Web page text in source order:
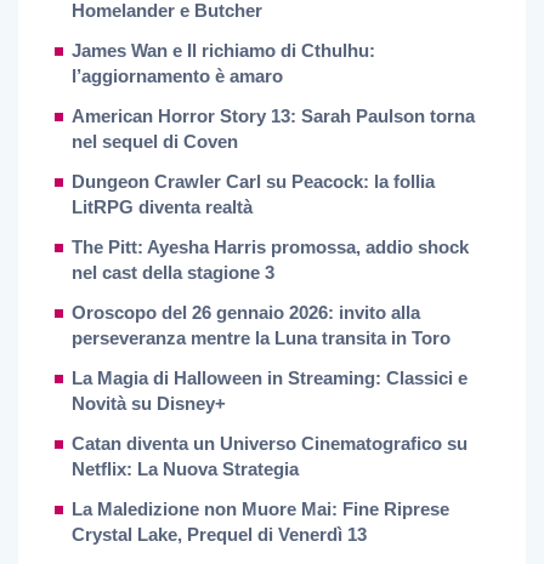
Homelander e Butcher
James Wan e Il richiamo di Cthulhu:
l’aggiornamento è amaro
American Horror Story 13: Sarah Paulson torna
nel sequel di Coven
Dungeon Crawler Carl su Peacock: la follia
LitRPG diventa realtà
The Pitt: Ayesha Harris promossa, addio shock
nel cast della stagione 3
Oroscopo del 26 gennaio 2026: invito alla
perseveranza mentre la Luna transita in Toro
La Magia di Halloween in Streaming: Classici e
Novità su Disney+
Catan diventa un Universo Cinematografico su
Netflix: La Nuova Strategia
La Maledizione non Muore Mai: Fine Riprese
Crystal Lake, Prequel di Venerdì 13